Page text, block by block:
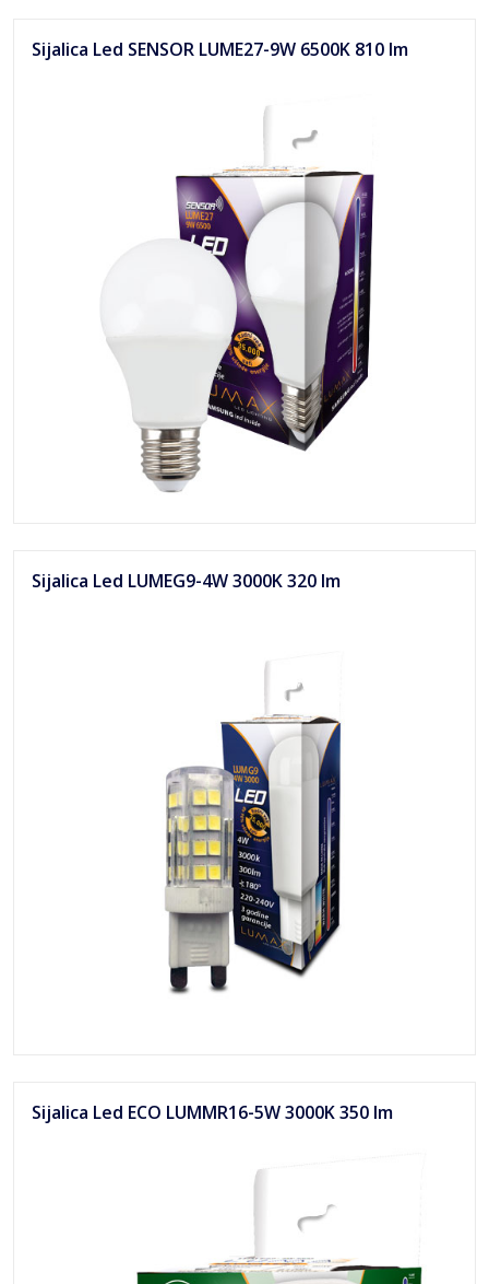
Sijalica Led SENSOR LUME27-9W 6500K 810 lm
Sijalica Led LUMEG9-4W 3000K 320 lm
Sijalica Led ECO LUMMR16-5W 3000K 350 lm